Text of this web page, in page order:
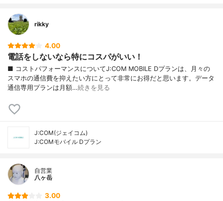
rikky
4.00
電話をしないなら特にコスパがいい！
■ コストパフォーマンスについてJ:COM MOBILE Dプランは、月々の
スマホの通信費を抑えたい方にとって非常にお得だと思います。データ
通信専用プランは月額…続きを見る
J:COM(ジェイコム)
J:COMモバイル Dプラン
自営業
八ヶ岳
3.00